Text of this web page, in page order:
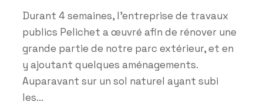
Durant 4 semaines, l'entreprise de travaux
publics Pelichet a œuvré afin de rénover une
grande partie de notre parc extérieur, et en
y ajoutant quelques aménagements.
Auparavant sur un sol naturel ayant subi
les...